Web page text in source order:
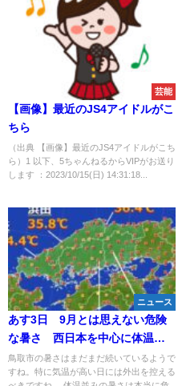
芸能
【画像】最近のJS4アイドルがこ
ちら
（出典 【画像】最近のJS4アイドルがこち
ら）1 以下、5ちゃんねるからVIPがお送り
します ：2023/10/15(日) 14:31:18...
ニュース
あす3日 9月とは思えない危険
な暑さ 西日本を中心に体温超
えも
鳥取市の暑さはまだまだ続いているようで
すね。特に気温が高い日には外出を控える